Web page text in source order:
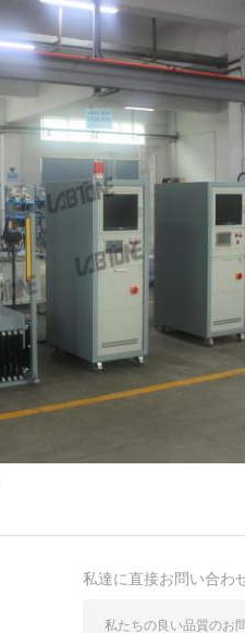
私達に直接お問い合わ